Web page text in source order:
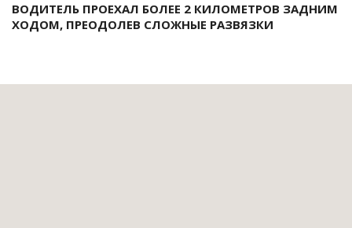
ВОДИТЕЛЬ ПРОЕХАЛ БОЛЕЕ 2 КИЛОМЕТРОВ ЗАДНИМ
ХОДОМ, ПРЕОДОЛЕВ СЛОЖНЫЕ РАЗВЯЗКИ